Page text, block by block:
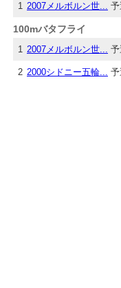
1 2007メルボルン世...
100mバタフライ
1 2007メルボルン世...
2 2000シドニー五輪...